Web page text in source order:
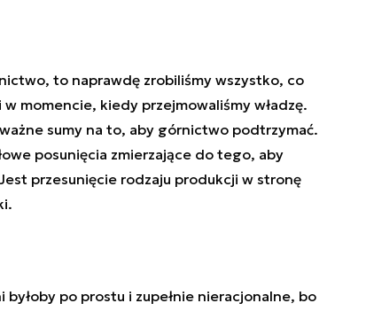
to naprawdę zrobiliśmy wszystko, co
momencie, kiedy przejmowaliśmy władzę.
sumy na to, aby górnictwo podtrzymać.
posunięcia zmierzające do tego, aby
przesunięcie rodzaju produkcji w stronę
po prostu i zupełnie nieracjonalne, bo